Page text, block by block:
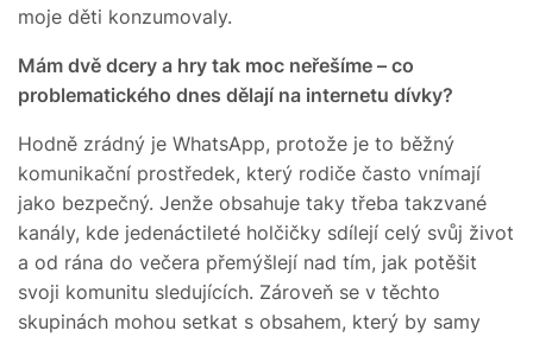
moje děti konzumovaly.
Mám dvě dcery a hry tak moc neřešíme – co
problematického dnes dělají na internetu dívky?
Hodně zrádný je WhatsApp, protože je to běžný
komunikační prostředek, který rodiče často vnímají
jako bezpečný. Jenže obsahuje taky třeba takzvané
kanály, kde jedenáctileté holčičky sdílejí celý svůj život
a od rána do večera přemýšlejí nad tím, jak potěšit
svoji komunitu sledujících. Zároveň se v těchto
skupinách mohou setkat s obsahem, který by samy